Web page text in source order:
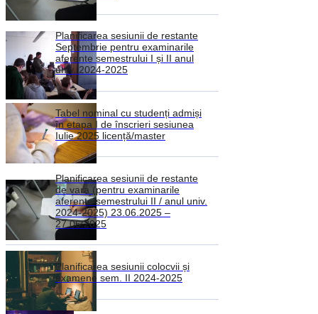
Planificarea sesiunii de restante
Septembrie pentru examinarile
aferente semestrului I și II anul
univ. 2024-2025
Tabel nominal cu studenți admiși
în etapa I de înscrieri sesiunea
Iulie 2025 licență/master
Planificarea sesiunii de restante
de vara (pentru examinarile
aferente semestrului II / anul univ.
2024-2025) 23.06.2025 –
27.06.2025
Planificarea sesiunii colocvii și
examene sem. II 2024-2025